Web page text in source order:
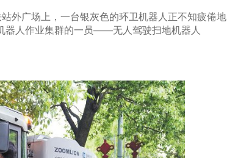
外广场上，一台银灰色的环卫机器人正不知疲倦地
人作业集群的一员——无人驾驶扫地机器人